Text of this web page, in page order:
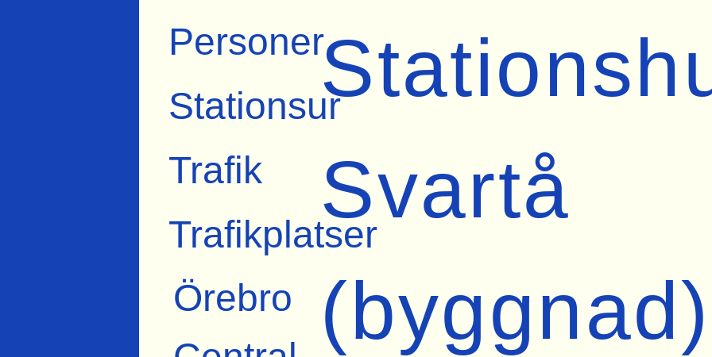
Personer
Stationsur
Trafik
Trafikplatser
Örebro
Svartå
(byggnad)